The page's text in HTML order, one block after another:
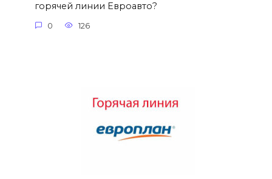
горячей линии Евроавто?
0 126